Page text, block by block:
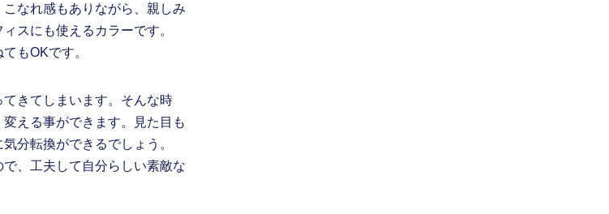
なれ感もありながら、親しみ
スにも使えるカラーです。
もOKです。
きてしまいます。そんな時
える事ができます。見た目も
分転換ができるでしょう。
、工夫して自分らしい素敵な